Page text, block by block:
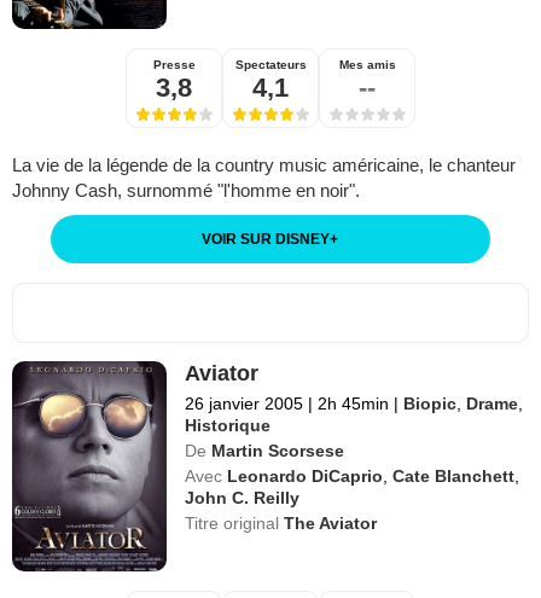
Presse
3,8
Spectateurs
4,1
Mes amis
--
La vie de la légende de la country music américaine, le chanteur
Johnny Cash, surnommé "l'homme en noir".
VOIR SUR DISNEY+
Aviator
26 janvier 2005 | 2h 45min | Biopic Drame
Historique
De Martin Scorsese
Avec Leonardo DiCaprio ,Cate Blanchett
John C. Reilly
Titre originalThe Aviator